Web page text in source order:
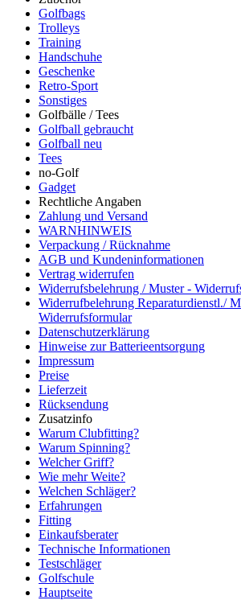
Golfbags
Trolleys
Training
Handschuhe
Geschenke
Retro-Sport
Sonstiges
Golfbälle / Tees
Golfball gebraucht
Golfball neu
Tees
no-Golf
Gadget
Rechtliche Angaben
Zahlung und Versand
WARNHINWEIS
Verpackung / Rücknahme
AGB und Kundeninformationen
Vertrag widerrufen
Widerrufsbelehrung / Muster -
Widerrufbelehrung Reparaturdienstl./
Widerrufsformular
Datenschutzerklärung
Hinweise zur Batterieentsorgung
Impressum
Preise
Lieferzeit
Rücksendung
Zusatzinfo
Warum Clubfitting?
Warum Spinning?
Welcher Griff?
Wie mehr Weite?
Welchen Schläger?
Erfahrungen
Fitting
Einkaufsberater
Technische Informationen
Testschläger
Golfschule
Hauptseite